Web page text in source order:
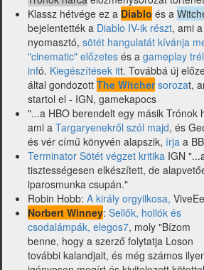
Klassz hétvége ez a Diablo és a
bejelentették a Diablo IV-ik részt, ami
nyomasztó, sötét hangulatát kívánja
"cinematic" előzetes és a gameplay
infó. Kiegészítések itt. Továbbá új
által gondozott The Witchersorozat,
startol el - IGN, gamekapocs
"...a HBO berendelt egy másik Trónok
ami a Targaryenekről szól majd, és
és vér című könyvén alapszik, írja a
Terminator Sötét végzet kritika IGN
tisztességesen elkészített, de
iparosmunka csupán."
Robin Hobb: A király orgyilkosa,
Norbert Winney: Sellők, hollók és
csodalámpák, elegos7, moly "Bízom
benne, hogy a szerző folytatja Loson
további kalandjait, és még számos